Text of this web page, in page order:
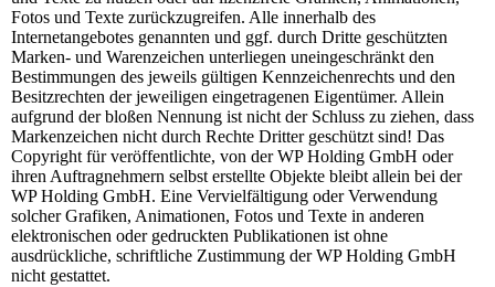
Fotos und Texte zurückzugreifen. Alle innerhalb des
Internetangebotes genannten und ggf. durch Dritte geschützten
Marken- und Warenzeichen unterliegen uneingeschränkt den
Bestimmungen des jeweils gültigen Kennzeichenrechts und den
Besitzrechten der jeweiligen eingetragenen Eigentümer. Allein
aufgrund der bloßen Nennung ist nicht der Schluss zu ziehen, dass
Markenzeichen nicht durch Rechte Dritter geschützt sind! Das
Copyright für veröffentlichte, von der WP Holding GmbH oder
ihren Auftragnehmern selbst erstellte Objekte bleibt allein bei der
WP Holding GmbH. Eine Vervielfältigung oder Verwendung
solcher Grafiken, Animationen, Fotos und Texte in anderen
elektronischen oder gedruckten Publikationen ist ohne
ausdrückliche, schriftliche Zustimmung der WP Holding GmbH
nicht gestattet.